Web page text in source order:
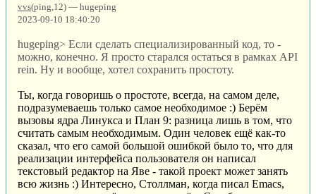
vvs(ping,12) — hugeping
2023-09-10 18:40:20
hugeping> Если сделать специализированный код, то -
можно, конечно. Я просто старался остаться в рамках API
rein. Ну и вообще, хотел сохранить простоту.
Ты, когда говоришь о простоте, всегда, на самом деле,
подразумеваешь только самое необходимое :) Берём
вызовы ядра Линукса и План 9: разница лишь в том, что
считать самым необходимым. Один человек ещё как-то
сказал, что его самой большой ошибкой было то, что для
реализации интерфейса пользователя он написал
текстовый редактор на Яве - такой проект может занять
всю жизнь :) Интересно, Столлман, когда писал Emacs,